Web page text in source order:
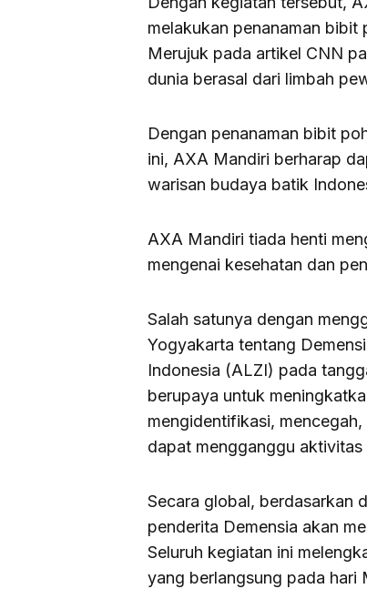
melakukan penanaman bibit
Merujuk pada artikel CNN
dunia berasal dari limbah
Dengan penanaman bibit
ini, AXA Mandiri berharap
warisan budaya batik
AXA Mandiri tiada henti
mengenai kesehatan dan
Salah satunya dengan
Yogyakarta tentang
Indonesia (ALZI) pada
berupaya untuk
mengidentifikasi,
dapat mengganggu aktivitas
Secara global, berdasarkan
penderita Demensia akan
Seluruh kegiatan ini
yang berlangsung pada